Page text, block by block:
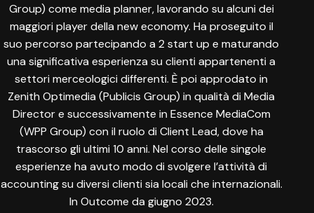
Group) come media planner, lavorando su alcuni dei
maggiori player della new economy. Ha proseguito il
suo percorso partecipando a 2 start up e maturando
una significativa esperienza su clienti appartenenti a
settori merceologici differenti. È poi approdato in
Zenith Optimedia (Publicis Group) in qualità di Media
Director e successivamente in Essence MediaCom
(WPP Group) con il ruolo di Client Lead, dove ha
trascorso gli ultimi 10 anni. Nel corso delle singole
esperienze ha avuto modo di svolgere l’attività di
accounting su diversi clienti sia locali che internazionali.
In Outcome da giugno 2023.